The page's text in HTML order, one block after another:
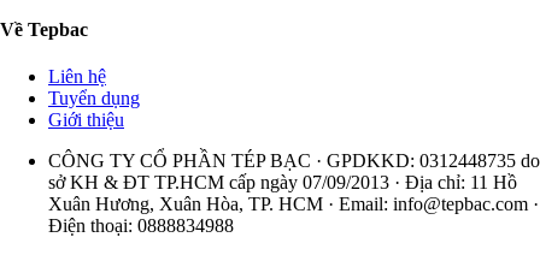
Về Tepbac
Liên hệ
Tuyển dụng
Giới thiệu
CÔNG TY CỔ PHẦN TÉP BẠC · GPDKKD: 0312448735 do
sở KH & ĐT TP.HCM cấp ngày 07/09/2013 · Địa chỉ: 11 Hồ
Xuân Hương, Xuân Hòa, TP. HCM · Email: info@tepbac.com ·
Điện thoại: 0888834988